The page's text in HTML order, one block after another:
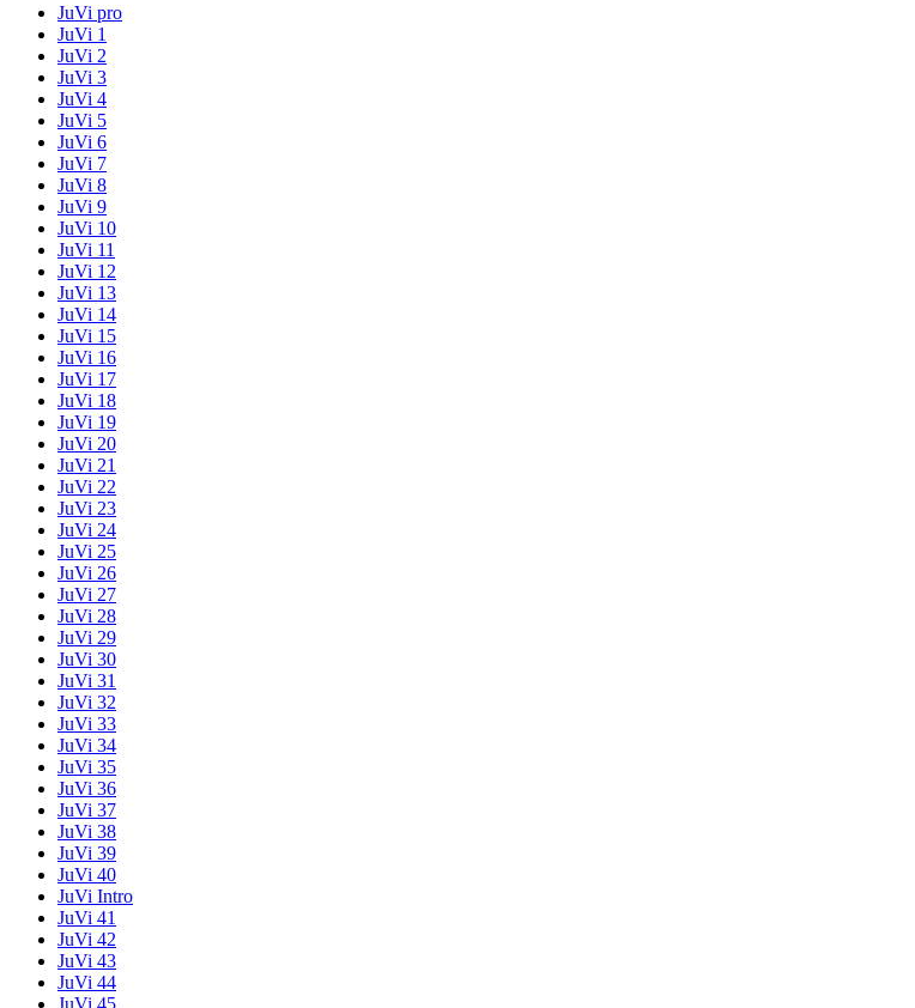
JuVi pro
JuVi 1
JuVi 2
JuVi 3
JuVi 4
JuVi 5
JuVi 6
JuVi 7
JuVi 8
JuVi 9
JuVi 10
JuVi 11
JuVi 12
JuVi 13
JuVi 14
JuVi 15
JuVi 16
JuVi 17
JuVi 18
JuVi 19
JuVi 20
JuVi 21
JuVi 22
JuVi 23
JuVi 24
JuVi 25
JuVi 26
JuVi 27
JuVi 28
JuVi 29
JuVi 30
JuVi 31
JuVi 32
JuVi 33
JuVi 34
JuVi 35
JuVi 36
JuVi 37
JuVi 38
JuVi 39
JuVi 40
JuVi Intro
JuVi 41
JuVi 42
JuVi 43
JuVi 44
JuVi 45